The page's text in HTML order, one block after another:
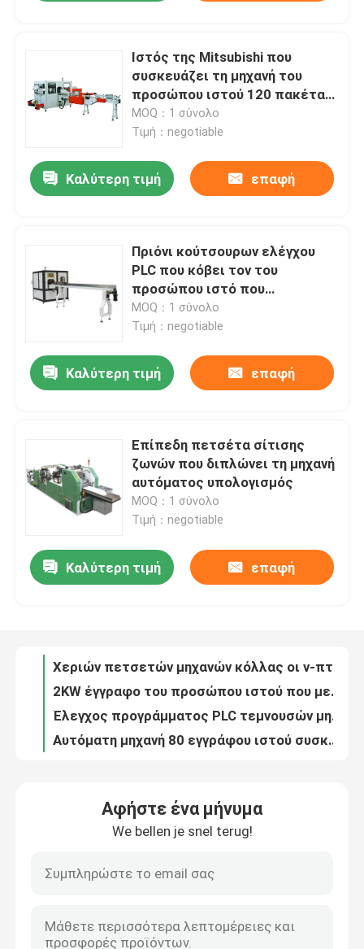
Σπίτι
Εμφάνιση VR
Γύρος εργοστασίων
Ποιοτικός έλεγχος
μηχανή του προσώπου ιστού
Ιστός της Mitsubishi που
συσκευάζει τη μηχανή του
προσώπου ιστού 120 πακέτα
ανά λ.
MOQ：1 σύνολο
Τιμή：negotiable
Καλύτερη τιμή επαφή
Πριόνι κούτσουρων ελέγχου
PLC που κόβει τον του
προσώπου ιστό που
κατασκευάζει τη μηχανή να
επιταχύνει 180 περικοπές/λ.
MOQ：1 σύνολο
Τιμή：negotiable
Καλύτερη τιμή επαφή
Επίπεδη πετσέτα σίτισης
ζωνών που διπλώνει τη μηχανή
αυτόματος υπολογισμός
MOQ：1 σύνολο
Τιμή：negotiable
Καλύτερη τιμή επαφή
Χεριών πετσετών μηχανών κόλλας οι ν-πτυχές σημείου ελασματοποίησης στο σημείο αποτυπώνουν 180m/Min σε ανάγλυφο
Διεθνής προηγμένη μηχανή συσκευασίας εγγράφου ιστού τουαλετών 30-65 κιβώτια/λ.
Κιβώτιο ιστού 0.2KW 220V 1PH που συσκευάζει την αυτόματη μηχανή εγγράφου ιστού
Αυτόματη μηχανή ιστού τσεπών ελέγχου προγράμματος PLC 120 πακέτα/λ.
Slitter εγγράφου ιστού PLC αυτόματη μηχανή 800m/Min Rewinder
Αφήστε ένα μήνυμα
We bellen je snel terug!